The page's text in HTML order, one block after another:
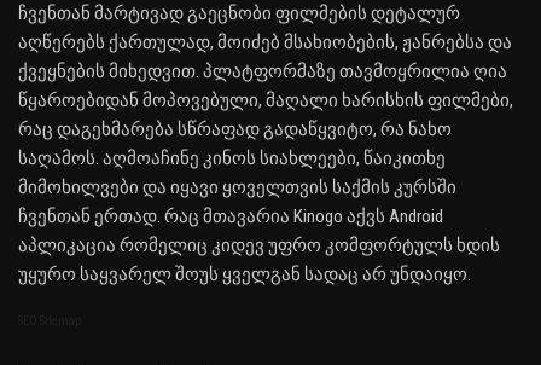
ჩვენთან მარტივად გაეცნობი ფილმების დეტალურ
აღწერებს ქართულად, მოიძებ მსახიობების, ჟანრებსა და
ქვეყნების მიხედვით. პლატფორმაზე თავმოყრილია ღია
წყაროებიდან მოპოვებული, მაღალი ხარისხის ფილმები,
რაც დაგეხმარება სწრაფად გადაწყვიტო, რა ნახო
საღამოს. აღმოაჩინე კინოს სიახლეები, წაიკითხე
მიმოხილვები და იყავი ყოველთვის საქმის კურსში
ჩვენთან ერთად. რაც მთავარია Kinogo აქვს Android
აპლიკაცია რომელიც კიდევ უფრო კომფორტულს ხდის
უყურო საყვარელ შოუს ყველგან სადაც არ უნდაიყო.